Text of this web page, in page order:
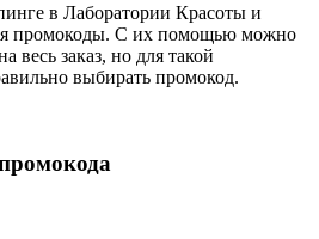
в Лаборатории Красоты и
промокоды. С их помощью можно
весь заказ, но для такой
выбирать промокод.